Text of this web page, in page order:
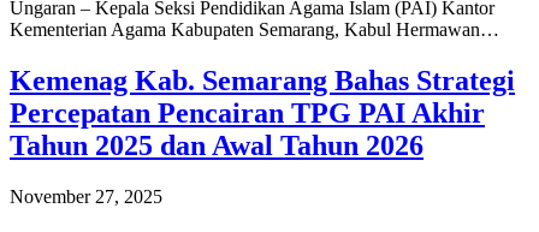
Ungaran – Kepala Seksi Pendidikan Agama Islam (PAI) Kantor
Kementerian Agama Kabupaten Semarang, Kabul Hermawan…
Kemenag Kab. Semarang Bahas Strategi
Percepatan Pencairan TPG PAI Akhir
Tahun 2025 dan Awal Tahun 2026
November 27, 2025